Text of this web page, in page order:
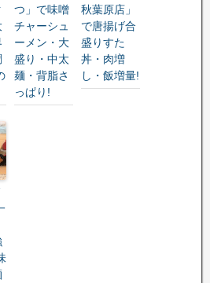
つ」で味噌
チャーシュ
ーメン・大
盛り・中太
麺・背脂さ
っぱり!
秋葉原店」
で唐揚げ合
盛りすた
丼・肉増
し・飯増量!